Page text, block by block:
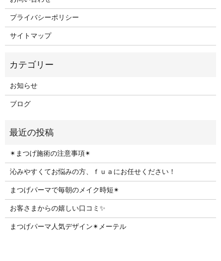
プライバシーポリシー
サイトマップ
お知らせ
ブログ
✴︎まつげ施術の注意事項✴︎
沁みやすくてお悩みの方、ｆｕａにお任せください！
まつげパーマで毎朝のメイク時短✴︎
お客さまからの嬉しい口コミ✨
まつげパーマ人気デザイン✴︎メーテル